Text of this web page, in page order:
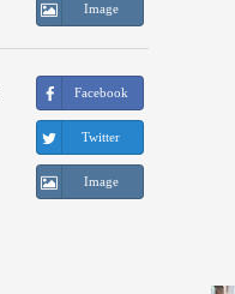
Image
Facebook
Twitter
Image